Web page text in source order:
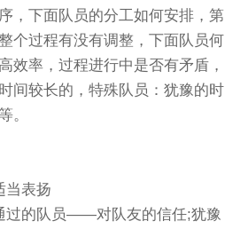
，下面队员的分工如何安排，第
个过程有没有调整，下面队员何
效率，过程进行中是否有矛盾，
间较长的，特殊队员：犹豫的时
。
当表扬
过的队员——对队友的信任;犹豫